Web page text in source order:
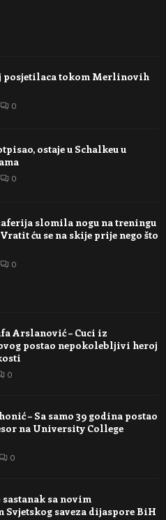
posjetilaca tokom Merlinovih
0
ostaje u Schalkeu u
0
slomila nogu na treningu
ću se na skije prije nego što
0
Arslanović – Cuci iz
postao nepokolebljivi heroj
0
– Sa samo 39 godina postao
na University College
0
sa novim
Svjetskog saveza dijaspore BiH